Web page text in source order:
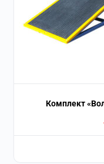
Комплект